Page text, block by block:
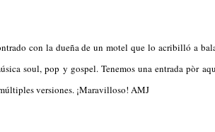
con la dueña de un motel que lo acribilló a
soul, pop y gospel. Tenemos una entrada pòr
versiones. ¡Maravilloso! AMJ